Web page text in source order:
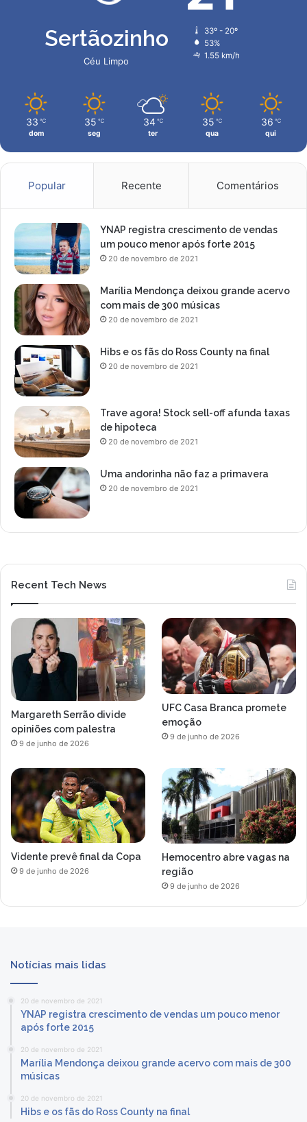
m
5
Sertãozinho
Céu Limpo
33º - 20º
53%
1.55 km/h
33 ℃
dom
35 ℃
seg
34 ℃
ter
35 ℃
qua
36 ℃
qui
Popular Recente Comentários
YNAP registra crescimento de vendas
um pouco menor após forte 2015
20 de novembro de 2021
Marília Mendonça deixou grande acervo
com mais de 300 músicas
20 de novembro de 2021
Hibs e os fãs do Ross County na final
20 de novembro de 2021
Trave agora! Stock sell-off afunda taxas
de hipoteca
20 de novembro de 2021
Uma andorinha não faz a primavera
20 de novembro de 2021
Recent Tech News
Margareth Serrão divide
opiniões com palestra
9 de junho de 2026
UFC Casa Branca promete
emoção
9 de junho de 2026
Vidente prevê final da Copa
9 de junho de 2026
Hemocentro abre vagas na
região
9 de junho de 2026
Notícias mais lidas
20 de novembro de 2021
YNAP registra crescimento de vendas um pouco menor
após forte 2015
20 de novembro de 2021
Marília Mendonça deixou grande acervo com mais de 300
músicas
20 de novembro de 2021
Hibs e os fãs do Ross County na final